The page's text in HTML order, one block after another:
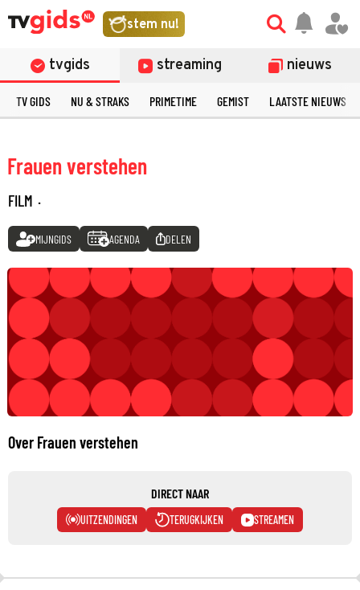
stem nu!
tvgids streaming nieuws
TV GIDS NU & STRAKS PRIMETIME GEMIST LAATSTE NIEUWS
Frauen verstehen
FILM ·
MIJNGIDS AGENDA DELEN
Over Frauen verstehen
DIRECT NAAR
UITZENDINGEN TERUGKIJKEN STREAMEN